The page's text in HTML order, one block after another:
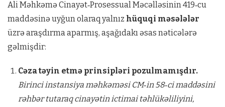
Ali Məhkəmə Cinayət‑Prosessual Məcəlləsinin 419‑cu
maddəsinə uyğun olaraq yalnız hüquqi məsələlər
üzrə araşdırma aparmış, aşağıdakı əsas nəticələrə
gəlmişdir:
Cəza təyin etmə prinsipləri pozulmamışdır.
Birinci instansiya məhkəməsi CM‑in 58‑ci maddəsini
rəhbər tutaraq cinayətin ictimai təhlükəliliyini,